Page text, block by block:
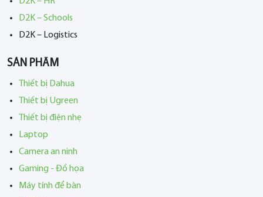
D2K – Schools
D2K – Logistics
SẢN PHẨM
Thiết bị Dahua
Thiết bị Ugreen
Thiết bị điện nhẹ
Laptop
Camera an ninh
Gaming - Đồ họa
Máy tính để bàn